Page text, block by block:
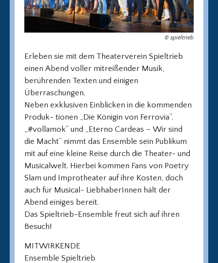
© spieltrieb
Erleben sie mit dem Theaterverein Spieltrieb
einen Abend voller mitreißender Musik,
berührenden Texten und einigen
Überraschungen.
Neben exklusiven Einblicken in die kommenden
Produk- tionen „Die Königin von Ferrovia“,
„#vollamok“ und „Eterno Cardeas – Wir sind
die Macht“ nimmt das Ensemble sein Publikum
mit auf eine kleine Reise durch die Theater- und
Musicalwelt. Hierbei kommen Fans von Poetry
Slam und Improtheater auf ihre Kosten, doch
auch für Musical- LiebhaberInnen hält der
Abend einiges bereit.
Das Spieltrieb-Ensemble freut sich auf ihren
Besuch!
MITWIRKENDE
Ensemble Spieltrieb